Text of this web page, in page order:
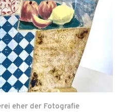
eher der Fotografie